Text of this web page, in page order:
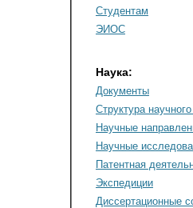
Студентам
ЭИОС
Наука:
Документы
Cтруктура
Научные
Научные
Патентная
Экспедиции
Диссертационные